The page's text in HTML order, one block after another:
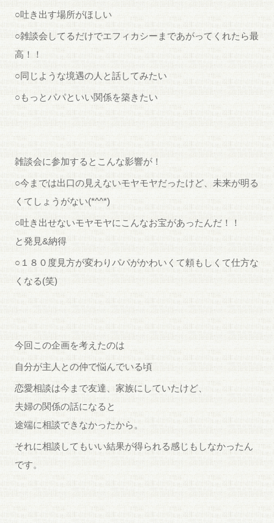
○吐き出す場所がほしい
○雑談会してるだけでエフィカシーまであがってくれたら最
高！！
○同じような境遇の人と話してみたい
○もっとパパといい関係を築きたい
雑談会に参加するとこんな影響が！
○今までは出口の見えないモヤモヤだったけど、未来が明る
くてしょうがない(*^^*)
○吐き出せないモヤモヤにこんなお宝があったんだ！！
と発見&納得
○１８０度見方が変わりパパがかわいくて頼もしくて仕方な
くなる(笑)
今回この企画を考えたのは
自分が主人との仲で悩んでいる頃
恋愛相談は今まで友達、家族にしていたけど、
夫婦の関係の話になると
途端に相談できなかったから。
それに相談してもいい結果が得られる感じもしなかったん
です。